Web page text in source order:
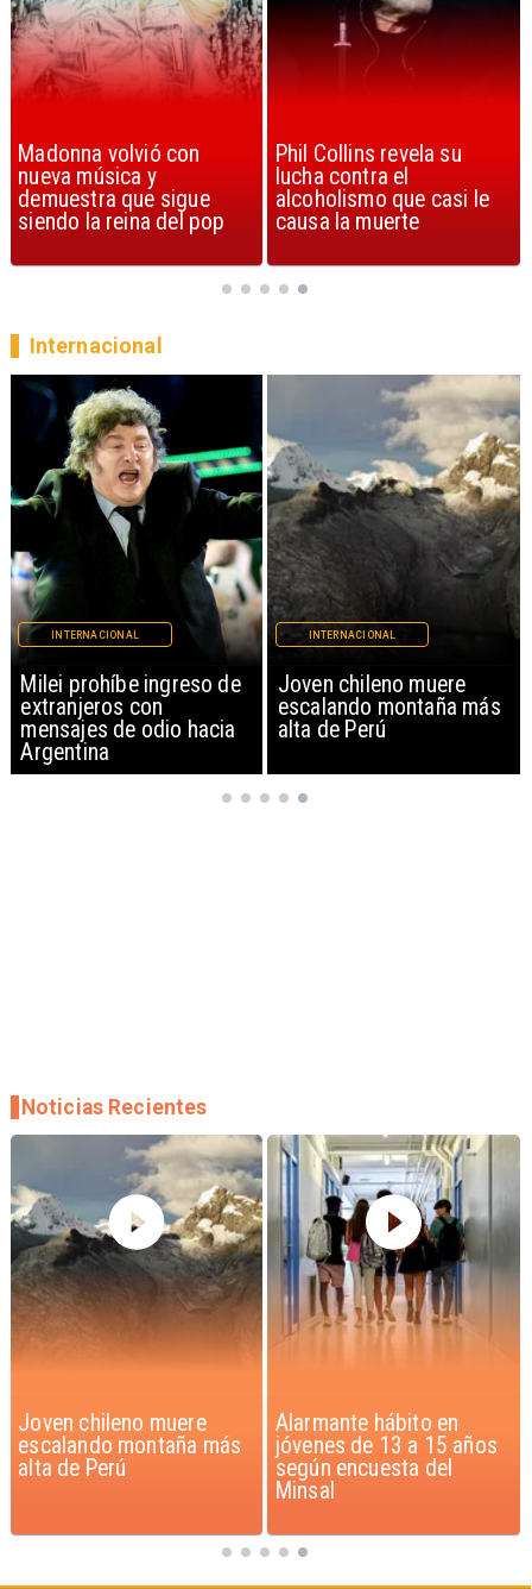
Phil Collins revela su
lucha contra el
alcoholismo que casi le
causa la muerte
U2 lanza nuevo sencillo
con estribillo en español:
Streets of Dreams
Milei prohíbe ingreso de
extranjeros con
mensajes de odio hacia
Argentina
INTERNACIONAL
Joven chileno muere
escalando montaña más
alta de Perú
INTERNACIONAL
Internacional
Alarmante hábito en
jóvenes de 13 a 15 años
según encuesta del
Aprueban creación del
Parque Sebastián Piñera
con inversión de $4 mil
millones
Noticias Recientes